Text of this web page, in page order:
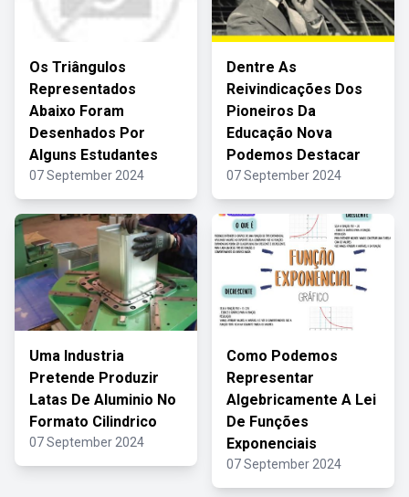
Os Triângulos
Representados
Abaixo Foram
Desenhados Por
Alguns Estudantes
07 September 2024
Dentre As
Reivindicações Dos
Pioneiros Da
Educação Nova
Podemos Destacar
07 September 2024
Uma Industria
Pretende Produzir
Latas De Aluminio No
Formato Cilindrico
07 September 2024
Como Podemos
Representar
Algebricamente A Lei
De Funções
Exponenciais
07 September 2024